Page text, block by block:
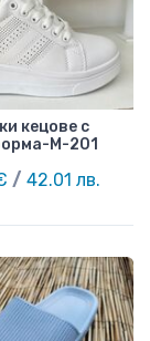
кецове с
М-201
/ 42.01 лв.